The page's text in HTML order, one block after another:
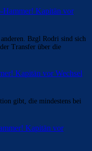
Hammer! Kapitän vor
Bzgl Rodri sind sich
Transfer über die
Kapitän vor Wechsel
gibt, die mindestens bei
Kapitän vor